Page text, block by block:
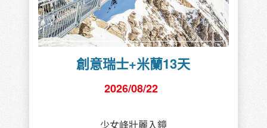
創意瑞士+米蘭13天
2026/08/22
少女峰壯麗入鏡